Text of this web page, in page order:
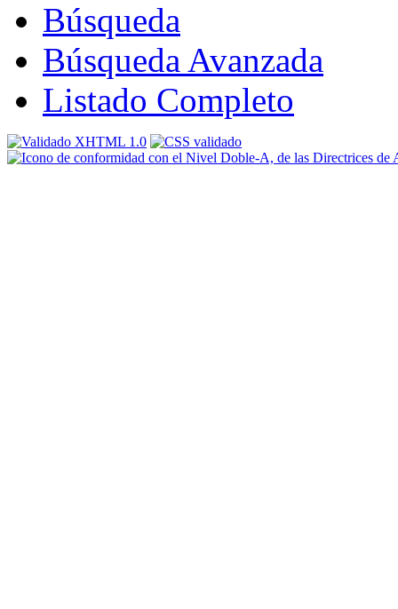
Búsqueda
Búsqueda Avanzada
Listado Completo